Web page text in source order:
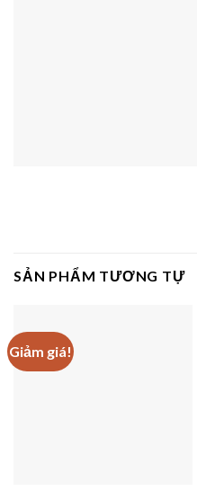
SẢN PHẨM TƯƠNG TỰ
Giảm giá!